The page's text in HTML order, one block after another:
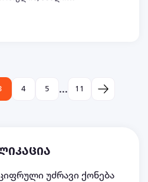
ჭურჭელი ლოგინი
4 5 ... 11
უძრავი ქონება